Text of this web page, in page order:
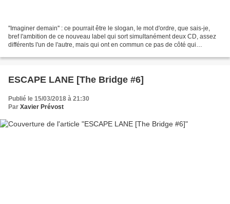
''Imaginer demain'' : ce pourrait être le slogan, le mot d'ordre, que sais-je,
bref l'ambition de ce nouveau label qui sort simultanément deux CD, assez
différents l'un de l'autre, mais qui ont en commun ce pas de côté qui
ESCAPE LANE [The Bridge #6]
Publié le 15/03/2018 à 21:30
Par Xavier Prévost